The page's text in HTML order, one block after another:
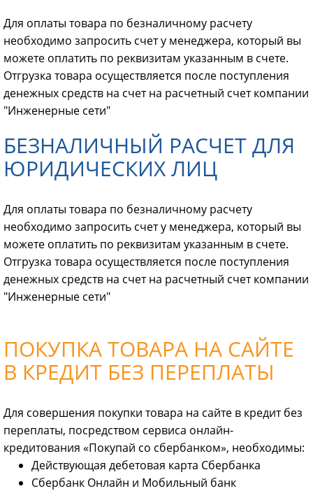
Для оплаты товара по безналичному расчету
необходимо запросить счет у менеджера, который вы
можете оплатить по реквизитам указанным в счете.
Отгрузка товара осуществляется после поступления
денежных средств на счет на расчетный счет компании
"Инженерные сети"
БЕЗНАЛИЧНЫЙ РАСЧЕТ ДЛЯ
ЮРИДИЧЕСКИХ ЛИЦ
Для оплаты товара по безналичному расчету
необходимо запросить счет у менеджера, который вы
можете оплатить по реквизитам указанным в счете.
Отгрузка товара осуществляется после поступления
денежных средств на счет на расчетный счет компании
"Инженерные сети"
ПОКУПКА ТОВАРА НА САЙТЕ
В КРЕДИТ БЕЗ ПЕРЕПЛАТЫ
Для совершения покупки товара на сайте в кредит без
переплаты, посредством сервиса онлайн-
кредитования «Покупай со сбербанком», необходимы:
Действующая дебетовая карта Сбербанка
Сбербанк Онлайн и Мобильный банк